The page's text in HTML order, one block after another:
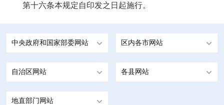
第十六条本规定自印发之日起施行。
中央政府和国家部委网站 区内各市网站
自治区网站 各县网站
地直部门网站